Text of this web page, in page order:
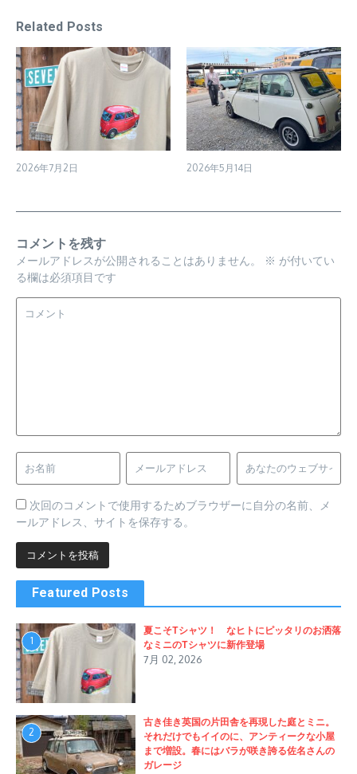
Related Posts
2026年7月2日 2026年5月14日
コメントを残す
メールアドレスが公開されることはありません。 ※ が付いてい
る欄は必須項目です
次回のコメントで使用するためブラウザーに自分の名前、メ
ールアドレス、サイトを保存する。
Featured Posts
1
夏こそTシャツ！ なヒトにピッタリのお洒落
なミニのTシャツに新作登場
7月 02, 2026
2
古き佳き英国の片田舎を再現した庭とミニ。
それだけでもイイのに、アンティークな小屋
まで増設。春にはバラが咲き誇る佐名さんの
ガレージ